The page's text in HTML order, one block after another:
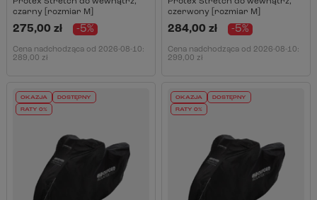
czarny [rozmiar M]
275,00 zł -5%
Cena nadchodząca od 2026-08-10:
289,00 zł
czerwony [rozmiar M]
284,00 zł -5%
Cena nadchodząca od 2026-08-10:
299,00 zł
OKAZJA DOSTĘPNY
RATY 0%
OKAZJA DOSTĘPNY
RATY 0%